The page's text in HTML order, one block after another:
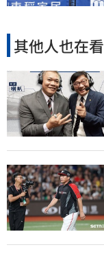
其他人也在看